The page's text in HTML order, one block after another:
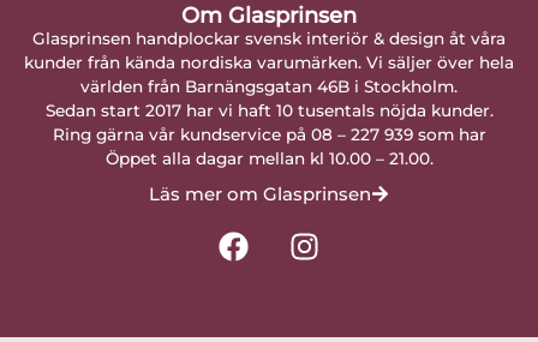
Om Glasprinsen
Glasprinsen handplockar svensk interiör & design åt våra
kunder från kända nordiska varumärken. Vi säljer över hela
världen från Barnängsgatan 46B i Stockholm.
Sedan start 2017 har vi haft 10 tusentals nöjda kunder.
Ring gärna vår kundservice på 08 – 227 939 som har
Öppet alla dagar mellan kl 10.00 – 21.00.
Läs mer om Glasprinsen
F
a
I
n